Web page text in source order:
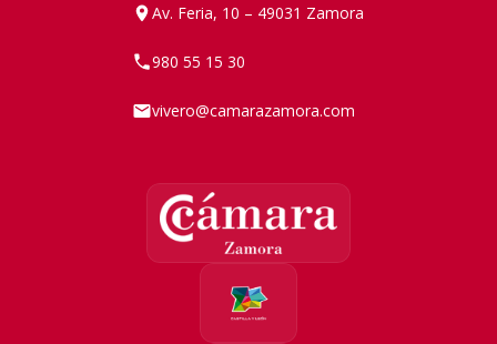
Av. Feria, 10 – 49031 Zamora
980 55 15 30
vivero@camarazamora.com